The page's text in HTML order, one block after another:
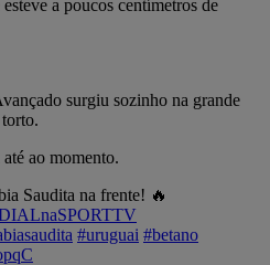
a poucos centímetros de
surgiu sozinho na grande
ao momento.
Saudita na frente! 🔥
#uruguai #betano